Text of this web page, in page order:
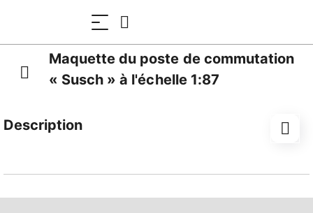
Maquette du poste de commutation
« Susch » à l'échelle 1:87
Description
sont équipées de postes de commutation qui